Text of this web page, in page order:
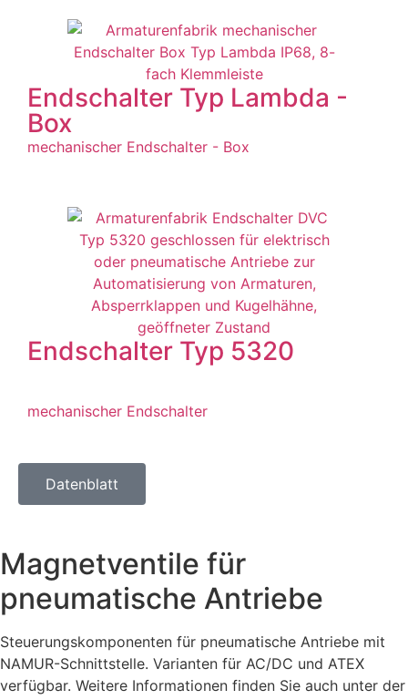
Endschalter Typ Lambda -
Box
mechanischer Endschalter - Box
Endschalter Typ 5320
mechanischer Endschalter
Datenblatt
Magnetventile für
pneumatische Antriebe
Steuerungskomponenten für pneumatische Antriebe mit
NAMUR-Schnittstelle. Varianten für AC/DC und ATEX
verfügbar. Weitere Informationen finden Sie auch unter der